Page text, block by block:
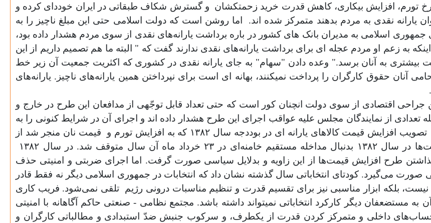
تورم، افزایش بیکاری، کاهش قدرت خرید زحمتکشان و گسترش شکاف طبقاتی در ایران خوددای کرده و
یارانه نقدی به مردم بدهند متمرکز شده اند.
اما روشن است که دولت اسلامی حتی این مبلغ ناچیز را به
جمهوری اسلامی به مدیران بانک های کشور در باره برداشت یارانه‌های نقدی از سوی مردم هشدار داده بود،
اینکه به زعم او مردم عجله ای‌ برای برداشت یارانه‌های نقدی ندارند گفت که " البته ما هم تصمیم داریم از این
بیشتری به آنان برسد." وعده دادن "سهام" به جای یارانه نقدی در کشوری که اکثریت جمعیت آن زیر خط
حقوق کارگران را پرداخت نمیکنند، بهانه ای‌ است برای نپرداختن همین یارانه‌های ناچیز. یارانه‌های
.
جراحی اقتصادی از سوی دولت انچنان کور است که حتی تعداد قابل توجّهی از مدافعان این طرح در خارج و
از نمایندگان مجلس علیه عواقب اجرای این طرح هشدار داده اند و اجرای آن در شرایط کنونی را به
تصویب افزایش قیمت کالا‌های یارانه ای‌ در بوددجه سال ۱۳۸۲ که به افزایش تورم و
قیمت نان منجر شد از
سال متوقف شد. در سال ۱۳۸۲
طرح افزایش قیمت‌ها از این زاویه و بدلایل سیاسی صورت گرفت. اما اجرای ضربتی و امنیتی حذف
صورت می‌گیرد. کودتای انتخاباتی سال گذشته نشان داد که انتخابات در جمهوری اسلامی دیگر نه فقط قادر
بلکه ابزار مناسبی نیز برای تقسیم قدرت و تنظیم مناسبات درونی رژیم
تلقی‌ نمی‌شود. فریب کاری
دیگر کارکرد انتخاباتی نمیتواند داشته باشد. مجتمع نظامی - صنعتی حاکم آگاهانه با امنیتی
داخلی‌ و متمرکز کردن قدرت از یکطرف، و سرکوب جنبش ضدّ استبدادی و مطالباتی کارگران و